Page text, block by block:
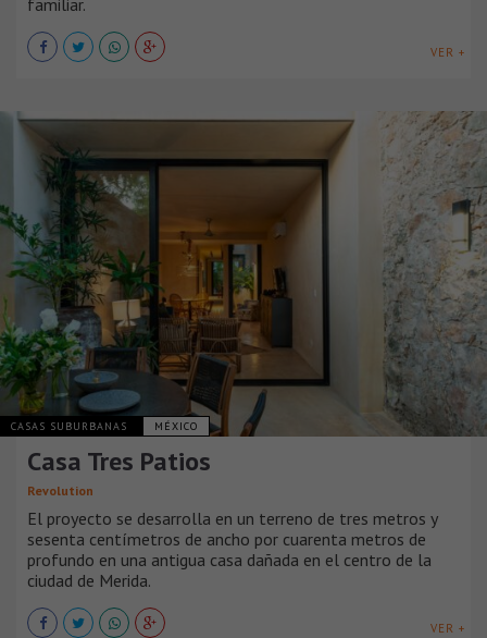
familiar.
VER +
CASAS SUBURBANAS MÉXICO
Casa Tres Patios
Revolution
El proyecto se desarrolla en un terreno de tres metros y
sesenta centímetros de ancho por cuarenta metros de
profundo en una antigua casa dañada en el centro de la
ciudad de Merida.
VER +